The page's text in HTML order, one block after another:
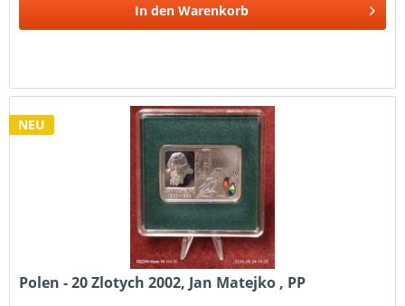
In den Warenkorb
NEU
Polen - 20 Zlotych 2002, Jan Matejko , PP